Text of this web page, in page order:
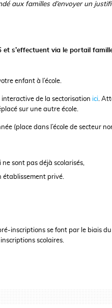
aux familles d’envoyer un
s’effectuent via le portail
enfant à l’école.
de la sectorisation ici.
sur une autre école.
(place dans l’école de secteur
ne sont pas déjà scolarisés,
établissement privé.
inscriptions se font par le biais
scolaires.